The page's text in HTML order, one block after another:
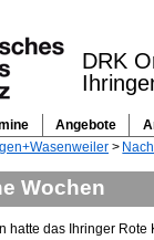
DRK
Angebote
Wochen
hatte das Ihringer Rote